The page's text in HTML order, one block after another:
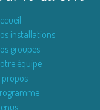
installations
groupes
équipe
propos